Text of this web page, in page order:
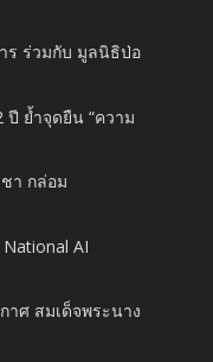
ร ร่วมกับ มูลนิธิป่อ
ปี ย้ำจุดยืน “ความ
า กล่อม
National AI
าศ สมเด็จพระนาง